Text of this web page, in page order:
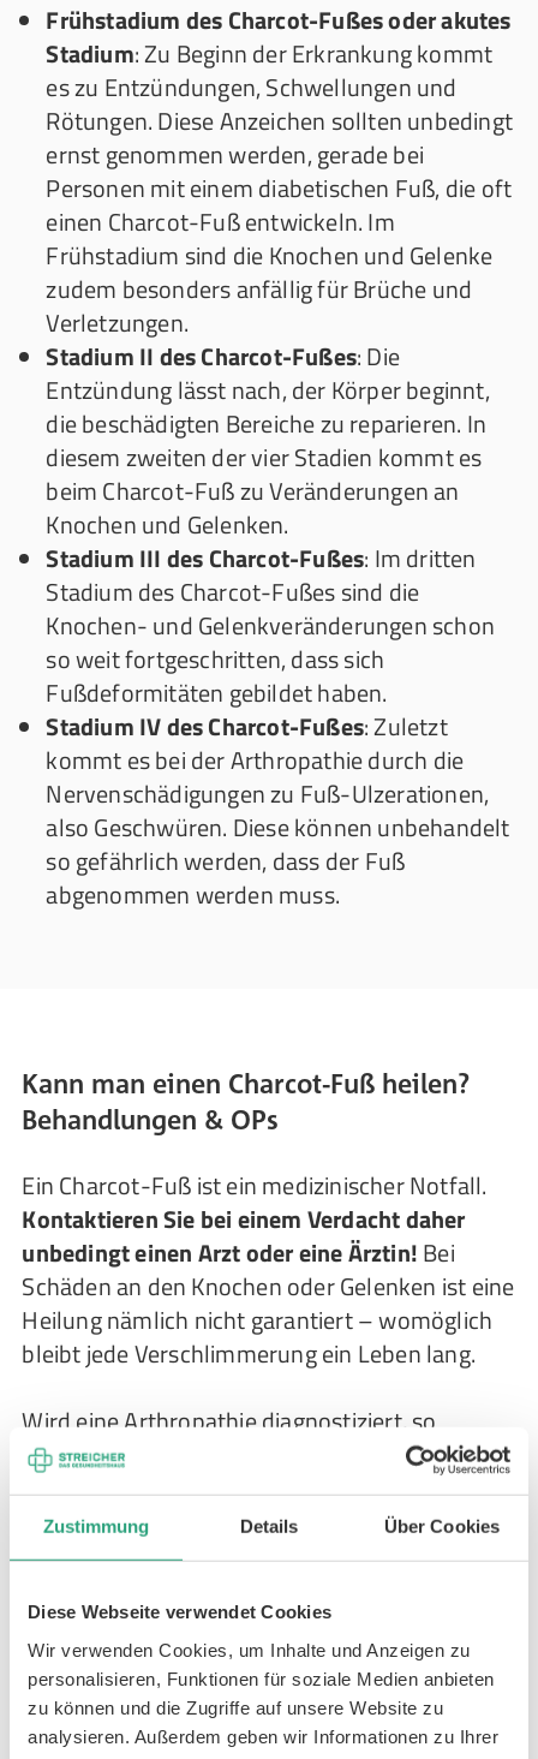
Zustimmung Details Über Cookies
Diese Webseite verwendet Cookies
Wir verwenden Cookies, um Inhalte und Anzeigen zu
personalisieren, Funktionen für soziale Medien anbieten
zu können und die Zugriffe auf unsere Website zu
analysieren. Außerdem geben wir Informationen zu Ihrer
Frühstadium des Charcot-Fußes oder akutes
Stadium: Zu Beginn der Erkrankung kommt
es zu Entzündungen, Schwellungen und
Rötungen. Diese Anzeichen sollten unbedingt
ernst genommen werden, gerade bei
Personen mit einem diabetischen Fuß, die oft
einen Charcot-Fuß entwickeln. Im
Frühstadium sind die Knochen und Gelenke
zudem besonders anfällig für Brüche und
Verletzungen.
Stadium II des Charcot-Fußes: Die
Entzündung lässt nach, der Körper beginnt,
die beschädigten Bereiche zu reparieren. In
diesem zweiten der vier Stadien kommt es
beim Charcot-Fuß zu Veränderungen an
Knochen und Gelenken.
Stadium III des Charcot-Fußes: Im dritten
Stadium des Charcot-Fußes sind die
Knochen- und Gelenkveränderungen schon
so weit fortgeschritten, dass sich
Fußdeformitäten gebildet haben.
Stadium IV des Charcot-Fußes: Zuletzt
kommt es bei der Arthropathie durch die
Nervenschädigungen zu Fuß-Ulzerationen,
also Geschwüren. Diese können unbehandelt
so gefährlich werden, dass der Fuß
abgenommen werden muss.
Kann man einen Charcot-Fuß heilen?
Behandlungen & OPs
Ein Charcot-Fuß ist ein medizinischer Notfall.
Kontaktieren Sie bei einem Verdacht daher
unbedingt einen Arzt oder eine Ärztin!Bei
Schäden an den Knochen oder Gelenken ist eine
Heilung nämlich nicht garantiert – womöglich
bleibt jede Verschlimmerung ein Leben lang.
Wird eine Arthropathie diagnostiziert, so
beginnt die Behandlung des Charcot-Fußes
stets mit einervollständigen Druckentlastung
und Ruhigstellung durch Gipse oder einen
Rollstuhl, um Knochenbrüche zu verhindern.
aufrechterhalten, bis der akute Charcot-Fuß
abgeheilt ist, was bis zu 5 Monate dauern kann.
Zur Ergänzung wird oft medikamentös
behandelt.